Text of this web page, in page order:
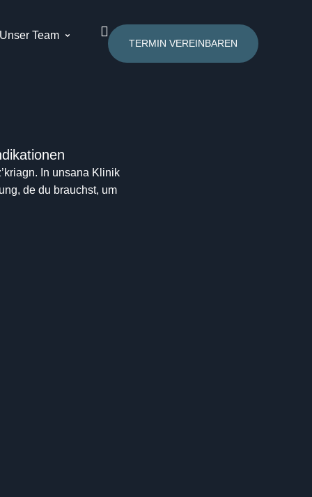
Unser Team
TERMIN VEREINBAREN
In unsana Klinik
de du brauchst, um